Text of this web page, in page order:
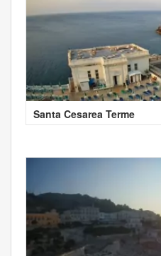
Santa Cesarea Terme